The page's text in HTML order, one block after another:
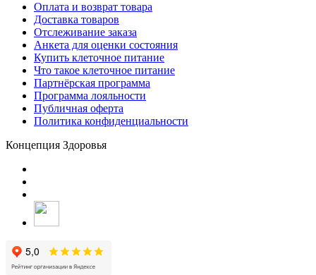
Оплата и возврат товара
Доставка товаров
Отслеживание заказа
Анкета для оценки состояния
Купить клеточное питание
Что такое клеточное питание
Партнёрская программа
Программа лояльности
Публичная оферта
Политика конфиденциальности
Концепция Здоровья